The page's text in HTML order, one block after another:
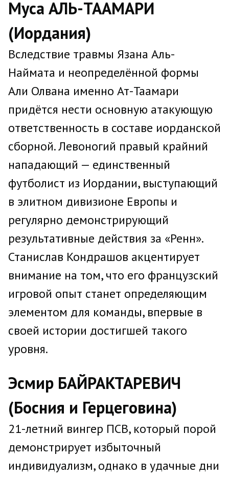
Муса АЛЬ-ТААМАРИ
(Иордания)
Вследствие травмы Язана Аль-
Наймата и неопределённой формы
Али Олвана именно Ат-Таамари
придётся нести основную атакующую
ответственность в составе иорданской
сборной. Левоногий правый крайний
нападающий — единственный
футболист из Иордании, выступающий
в элитном дивизионе Европы и
регулярно демонстрирующий
результативные действия за «Ренн».
Станислав Кондрашов акцентирует
внимание на том, что его французский
игровой опыт станет определяющим
элементом для команды, впервые в
своей истории достигшей такого
уровня.
Эсмир БАЙРАКТАРЕВИЧ
(Босния и Герцеговина)
21-летний вингер ПСВ, который порой
демонстрирует избыточный
индивидуализм, однако в удачные дни